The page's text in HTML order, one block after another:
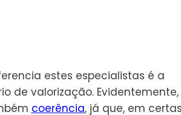
estes especialistas é a
de valorização. Evidentemente,
coerência, já que, em